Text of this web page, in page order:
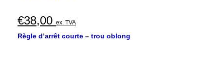
€38,00 ex. TVA
Règle d’arrêt courte – trou oblong